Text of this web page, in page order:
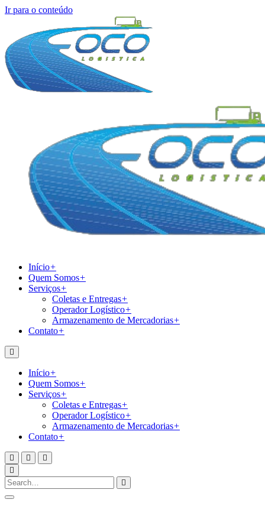
Ir para o conteúdo
Início+
Quem Somos+
Serviços+
Coletas e Entregas+
Operador Logístico+
Armazenamento de Mercadorias+
Contato+
Início+
Quem Somos+
Serviços+
Coletas e Entregas+
Operador Logístico+
Armazenamento de Mercadorias+
Contato+